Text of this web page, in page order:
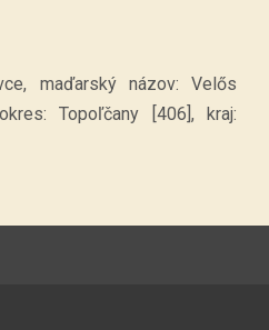
maďarský názov: Velős
Topoľčany [406], kraj: